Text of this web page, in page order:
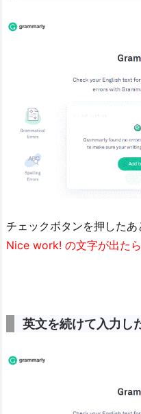
チェックボタンを押したあ
Nice work! の文字が出た
英文を続けて入力し